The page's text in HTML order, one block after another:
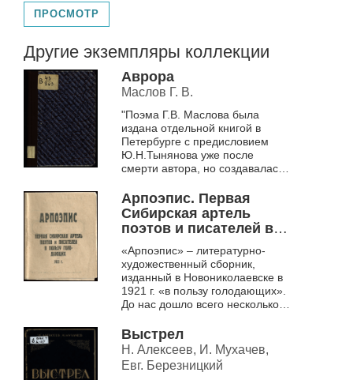
ПРОСМОТР
Другие экземпляры коллекции
Аврора
Маслов Г. В.
"Поэма Г.В. Маслова была
издана отдельной книгой в
Петербурге с предисловием
Ю.Н.Тынянова уже после
смерти автора, но создавалась в
публикация — «Заря», 1919, №
11...
Арпоэпис. Первая
Сибирская артель
поэтов и писателей в
пользу голодающих
«Арпоэпис» – литературно-
художественный сборник,
изданный в Новониколаевске в
1921 г. «в пользу голодающих».
До нас дошло всего несколько
копию одного из них,
хранящегос...
Выстрел
Н. Алексеев, И. Мухачев,
Евг. Березницкий